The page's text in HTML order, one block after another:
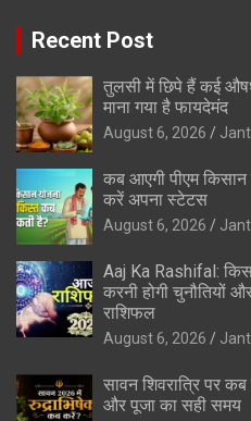
Recent Post
तुलसी में छिपे हैं कई
माना गया है फायदेमंद
August 6, 2026
कब आएगी पीएम
करें अपना स्टेटस
August 6, 2026
Aaj Ka Rashifal:
करनी होगी चुनौतियों
राशिफल
August 6, 2026
सावन शिवरात्रि पर
और पूजा का सही समय